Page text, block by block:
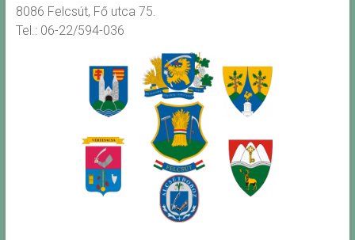
8086 Felcsút, Fő utca 75.
Tel.: 06-22/594-036